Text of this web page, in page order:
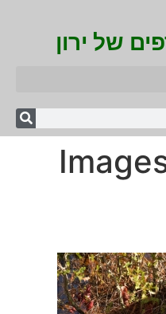
של ירון